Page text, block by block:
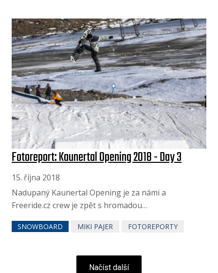
Fotoreport: Kaunertal Opening 2018 - Day 3
15. října 2018
Nadupaný Kaunertal Opening je za námi a
Freeride.cz crew je zpět s hromadou…
SNOWBOARD MIKI PAJER FOTOREPORTY
Načíst další